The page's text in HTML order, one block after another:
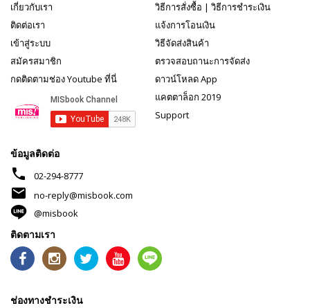
เกี่ยวกับเรา
ติดต่อเรา
เข้าสู่ระบบ
สมัครสมาชิก
กดติดตามช่อง Youtube ที่นี่
วิธีการสั่งซื้อ | วิธีการชำระเงิน
แจ้งการโอนเงิน
วิธีจัดส่งสินค้า
ตรวจสอบถานะการจัดส่ง
ดาวน์โหลด App
แคตตาล็อก 2019
Support
ข้อมูลติดต่อ
phone 02-294-8777
mail
no-reply@misbook.com
@misbook
ติดตามเรา
ช่องทางชำระเงิน